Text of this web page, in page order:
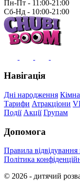
Пн-Пт - 11:00-21:00
Сб-Нд - 10:00-21:00
Навігація
Дні народження
Тарифи Атракціони
Події Акції Групам
Допомога
Правила відвідування
Політика
© 2026 - дитячий